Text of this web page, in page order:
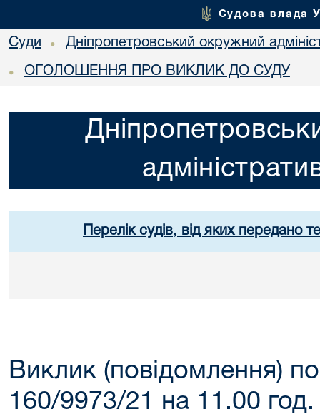
Судова влада
Суди • Дніпропетровський окружний
• ОГОЛОШЕННЯ ПРО ВИКЛИК ДО СУДУ
Перелік судів, від яких передано
Виклик (повідомлення)
160/9973/21 на 11.00